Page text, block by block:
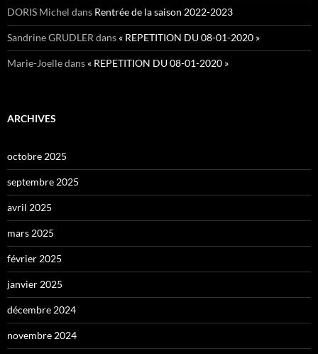
DORIS Michel dans Rentrée de la saison 2022-2023
Sandrine GRUDLER dans « REPETITION DU 08-01-2020 »
Marie-Joelledans « REPETITION DU 08-01-2020 »
ARCHIVES
octobre 2025
septembre 2025
avril 2025
mars 2025
février 2025
janvier 2025
décembre 2024
novembre 2024